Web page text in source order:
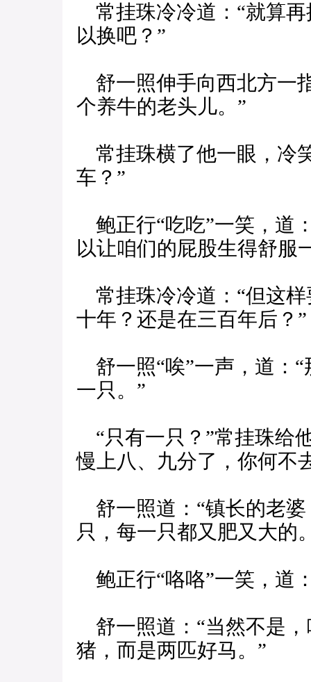
常挂珠冷冷道：“就算
以换吧？”
舒一照伸手向西北方一
个养牛的老头儿。”
常挂珠横了他一眼，冷
车？”
鲍正行“吃吃”一笑，道
以让咱们的屁股生得舒服
常挂珠冷冷道：“但这
十年？还是在三百年后？”
舒一照“唉”一声，道：
一只。”
“只有一只？”常挂珠给
慢上八、九分了，你何不
舒一照道：“镇长的老
只，每一只都又肥又大的
鲍正行“咯咯”一笑，道
舒一照道：“当然不是
猪，而是两匹好马。”